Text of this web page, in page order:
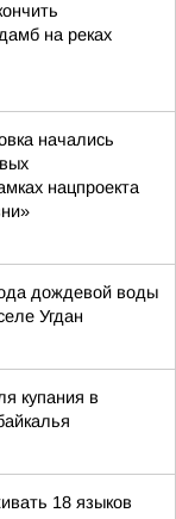
на реках
начались
нацпроекта
дождевой воды
Угдан
купания в
18 языков